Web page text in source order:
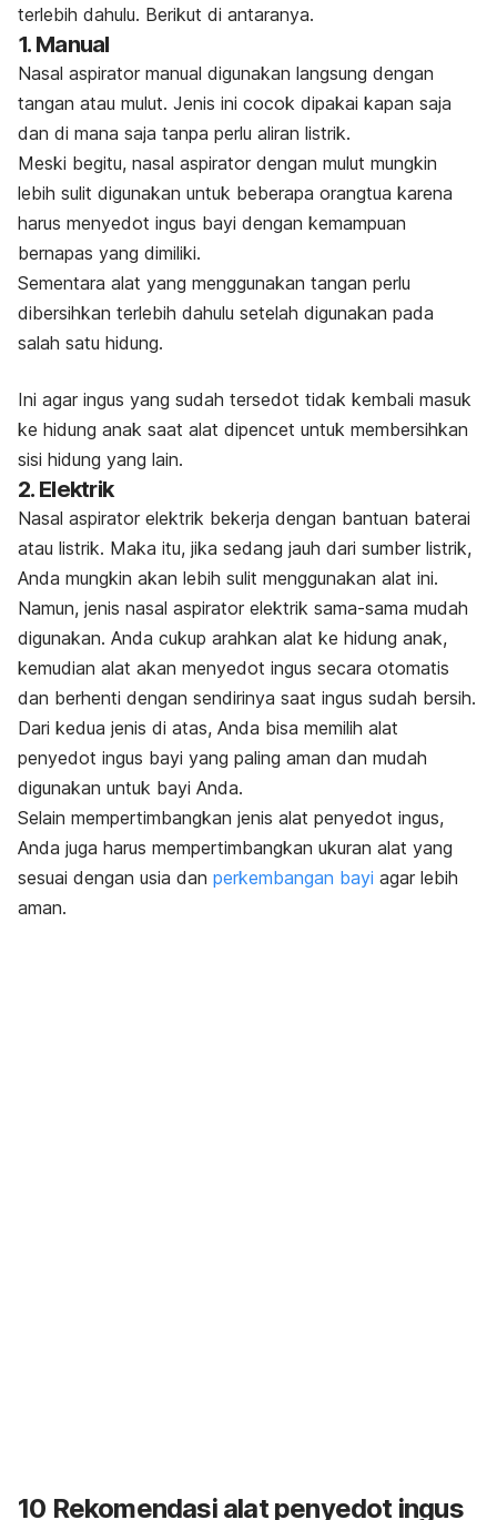
terlebih dahulu. Berikut di antaranya.
1. Manual
Nasal aspirator manual digunakan langsung dengan
tangan atau mulut. Jenis ini cocok dipakai kapan saja
dan di mana saja tanpa perlu aliran listrik.
Meski begitu, nasal aspirator dengan mulut mungkin
lebih sulit digunakan untuk beberapa orangtua karena
harus menyedot ingus bayi dengan kemampuan
bernapas yang dimiliki.
Sementara alat yang menggunakan tangan perlu
dibersihkan terlebih dahulu setelah digunakan pada
salah satu hidung.
Ini agar ingus yang sudah tersedot tidak kembali masuk
ke hidung anak saat alat dipencet untuk membersihkan
sisi hidung yang lain.
2. Elektrik
Nasal aspirator elektrik bekerja dengan bantuan baterai
atau listrik. Maka itu, jika sedang jauh dari sumber listrik,
Anda mungkin akan lebih sulit menggunakan alat ini.
Namun, jenis nasal aspirator elektrik sama-sama mudah
digunakan. Anda cukup arahkan alat ke hidung anak,
kemudian alat akan menyedot ingus secara otomatis
dan berhenti dengan sendirinya saat ingus sudah bersih.
Dari kedua jenis di atas, Anda bisa memilih alat
penyedot ingus bayi yang paling aman dan mudah
digunakan untuk bayi Anda.
Selain mempertimbangkan jenis alat penyedot ingus,
Anda juga harus mempertimbangkan ukuran alat yang
sesuai dengan usia dan perkembangan bayi agar lebih
aman.
10 Rekomendasi alat penyedot ingus